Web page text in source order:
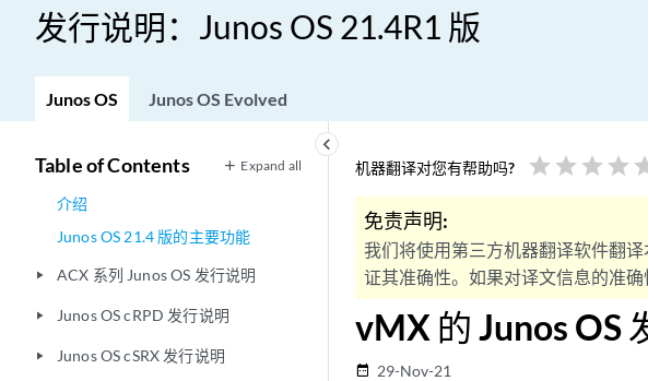
发行说明：Junos OS 21.4R1 版
Junos OS Junos OS Evolved
keyboard_arrow_left
Table of Contents Expand all
介绍
Junos OS 21.4 版的主要功能
play_arrow ACX 系列 Junos OS 发行说明
play_arrow Junos OS cRPD 发行说明
play_arrow Junos OS cSRX 发行说明
机器翻译对您有帮助吗? star star star star
免责声明:
我们将使用第三方机器翻译软件翻
证其准确性。如果对译文信息的准
vMX 的 Junos OS
date_range 29-Nov-21